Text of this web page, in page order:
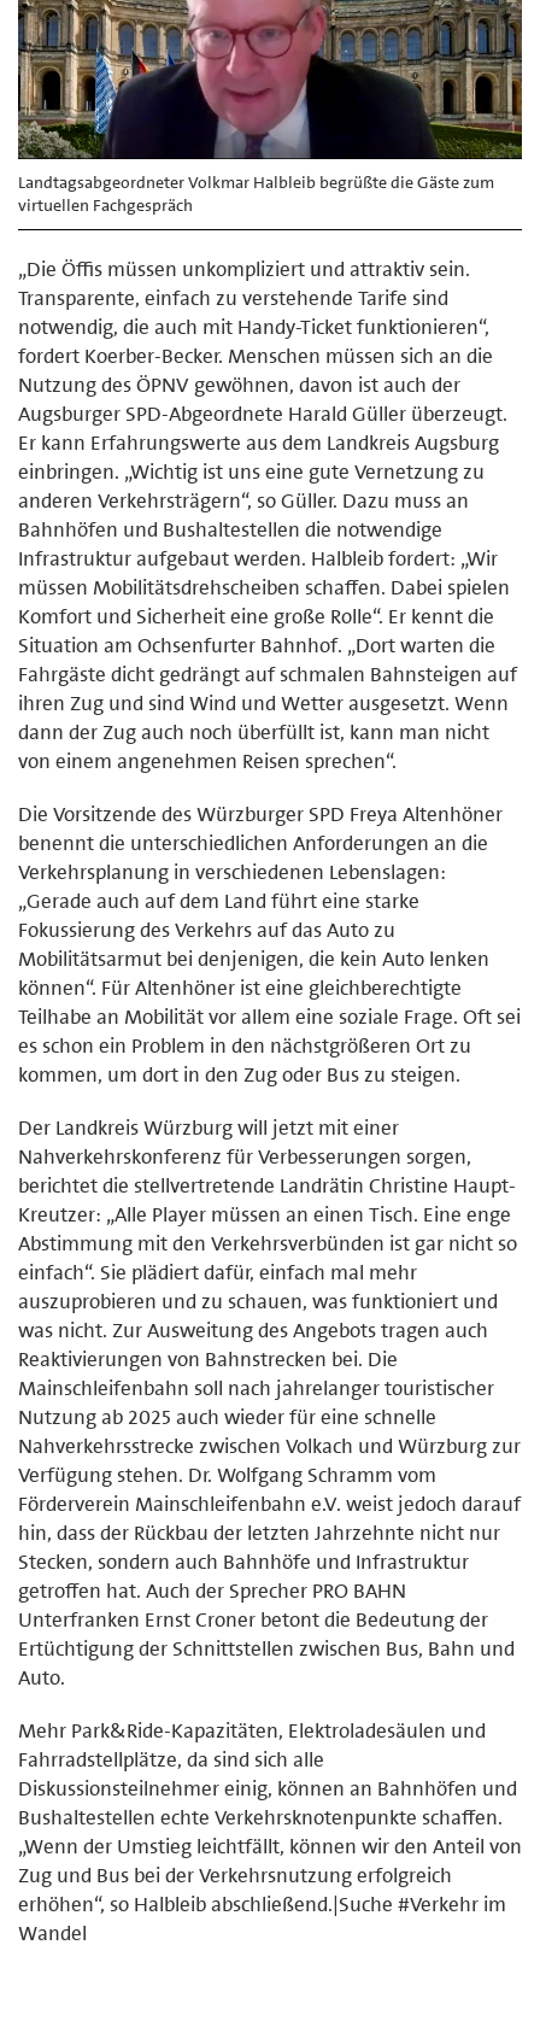
Landtagsabgeordneter Volkmar Halbleib begrüßte die Gäste zum
virtuellen Fachgespräch
„Die Öffis müssen unkompliziert und attraktiv sein.
Transparente, einfach zu verstehende Tarife sind
notwendig, die auch mit Handy-Ticket funktionieren“,
fordert Koerber-Becker. Menschen müssen sich an die
Nutzung des ÖPNV gewöhnen, davon ist auch der
Augsburger SPD-Abgeordnete Harald Güller überzeugt.
Er kann Erfahrungswerte aus dem Landkreis Augsburg
einbringen. „Wichtig ist uns eine gute Vernetzung zu
anderen Verkehrsträgern“, so Güller. Dazu muss an
Bahnhöfen und Bushaltestellen die notwendige
Infrastruktur aufgebaut werden. Halbleib fordert: „Wir
müssen Mobilitätsdrehscheiben schaffen. Dabei spielen
Komfort und Sicherheit eine große Rolle“. Er kennt die
Situation am Ochsenfurter Bahnhof. „Dort warten die
Fahrgäste dicht gedrängt auf schmalen Bahnsteigen auf
ihren Zug und sind Wind und Wetter ausgesetzt. Wenn
dann der Zug auch noch überfüllt ist, kann man nicht
von einem angenehmen Reisen sprechen“.
Die Vorsitzende des Würzburger SPD Freya Altenhöner
benennt die unterschiedlichen Anforderungen an die
Verkehrsplanung in verschiedenen Lebenslagen:
„Gerade auch auf dem Land führt eine starke
Fokussierung des Verkehrs auf das Auto zu
Mobilitätsarmut bei denjenigen, die kein Auto lenken
können“. Für Altenhöner ist eine gleichberechtigte
Teilhabe an Mobilität vor allem eine soziale Frage. Oft sei
es schon ein Problem in den nächstgrößeren Ort zu
kommen, um dort in den Zug oder Bus zu steigen.
Der Landkreis Würzburg will jetzt mit einer
Nahverkehrskonferenz für Verbesserungen sorgen,
berichtet die stellvertretende Landrätin Christine Haupt-
Kreutzer: „Alle Player müssen an einen Tisch. Eine enge
Abstimmung mit den Verkehrsverbünden ist gar nicht so
einfach“. Sie plädiert dafür, einfach mal mehr
auszuprobieren und zu schauen, was funktioniert und
was nicht. Zur Ausweitung des Angebots tragen auch
Reaktivierungen von Bahnstrecken bei. Die
Mainschleifenbahn soll nach jahrelanger touristischer
Nutzung ab 2025 auch wieder für eine schnelle
Nahverkehrsstrecke zwischen Volkach und Würzburg zur
Verfügung stehen. Dr. Wolfgang Schramm vom
Förderverein Mainschleifenbahn e.V. weist jedoch darauf
hin, dass der Rückbau der letzten Jahrzehnte nicht nur
Stecken, sondern auch Bahnhöfe und Infrastruktur
getroffen hat. Auch der Sprecher PRO BAHN
Unterfranken Ernst Croner betont die Bedeutung der
Ertüchtigung der Schnittstellen zwischen Bus, Bahn und
Auto.
Mehr Park&Ride-Kapazitäten, Elektroladesäulen und
Fahrradstellplätze, da sind sich alle
Diskussionsteilnehmer einig, können an Bahnhöfen und
Bushaltestellen echte Verkehrsknotenpunkte schaffen.
„Wenn der Umstieg leichtfällt, können wir den Anteil von
Zug und Bus bei der Verkehrsnutzung erfolgreich
erhöhen“, so Halbleib abschließend.|Suche #Verkehr im
Wandel